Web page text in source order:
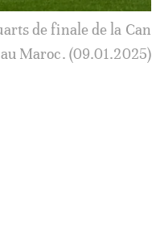
Rabat, lors des quarts
Maroc. (09.01.2025)